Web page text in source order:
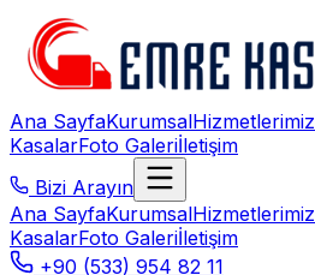
Ana SayfaKurumsalHizmetlerimiz
KasalarFoto Galeriİletişim
Bizi Arayın
Ana SayfaKurumsalHizmetlerimiz
KasalarFoto Galeriİletişim
+90 (533) 954 82 11